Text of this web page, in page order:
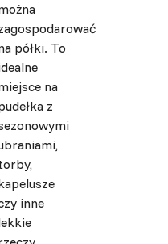
półki. To
na
z
inne